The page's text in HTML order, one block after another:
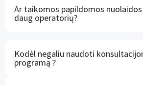
Ar taikomos papildomos
daug operatorių?
Kodėl negaliu naudoti
programą ?